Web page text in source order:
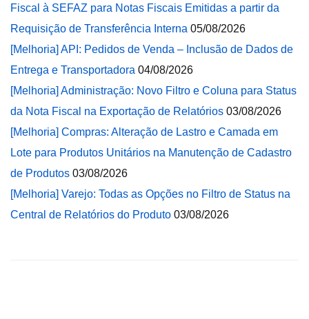
Fiscal à SEFAZ para Notas Fiscais Emitidas a partir da
Requisição de Transferência Interna 05/08/2026
[Melhoria] API: Pedidos de Venda – Inclusão de Dados de
Entrega e Transportadora 04/08/2026
[Melhoria] Administração: Novo Filtro e Coluna para Status
da Nota Fiscal na Exportação de Relatórios 03/08/2026
[Melhoria] Compras: Alteração de Lastro e Camada em
Lote para Produtos Unitários na Manutenção de Cadastro
de Produtos 03/08/2026
[Melhoria] Varejo: Todas as Opções no Filtro de Status na
Central de Relatórios do Produto 03/08/2026